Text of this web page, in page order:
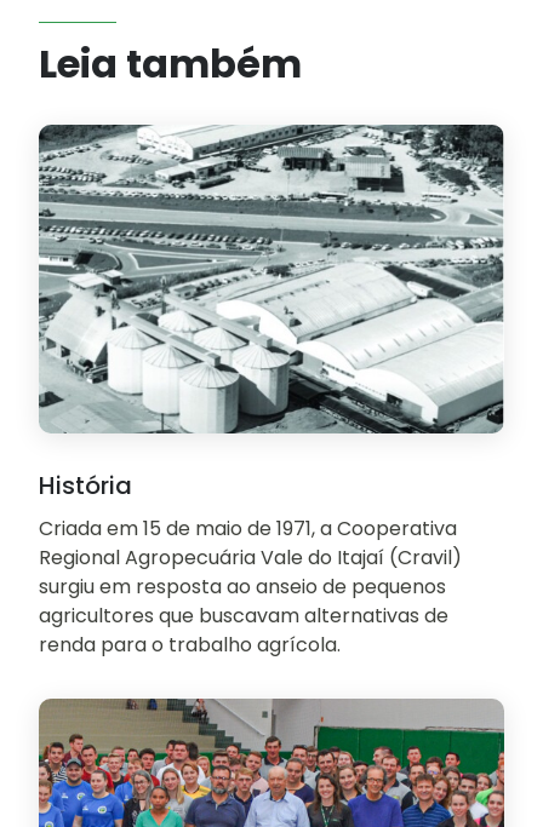
Leia também
História
Criada em 15 de maio de 1971, a Cooperativa
Regional Agropecuária Vale do Itajaí (Cravil)
surgiu em resposta ao anseio de pequenos
agricultores que buscavam alternativas de
renda para o trabalho agrícola.